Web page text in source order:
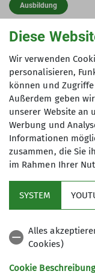
Ausbildung
Wandern
Diese
Wir verwenden
personalisieren,
können und
Außerdem geben
unserer Website an
Werbung und
Informationen
zusammen, die Sie
im Rahmen Ihrer
SYSTEM
Alles
Cookies)
Cookie